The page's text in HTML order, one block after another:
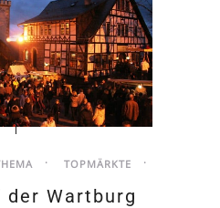
TOPMÄRKTE
Wartburg